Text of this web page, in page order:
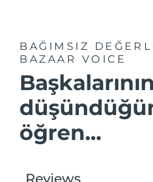
BAĞIMSIZ
BAZAAR VOICE
öğren...